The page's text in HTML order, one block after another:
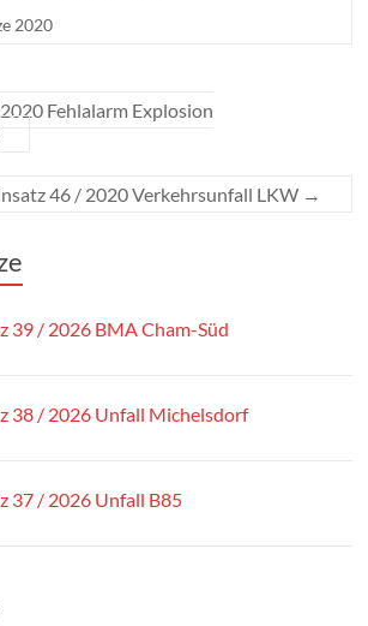
2020
Fehlalarm Explosion
46 / 2020 Verkehrsunfall LKW →
39 / 2026 BMA Cham-Süd
38 / 2026 Unfall Michelsdorf
37 / 2026 Unfall B85